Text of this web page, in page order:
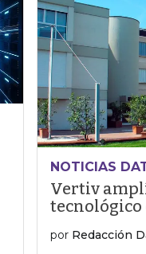
NOTICIAS
Vertiv
por Redacción